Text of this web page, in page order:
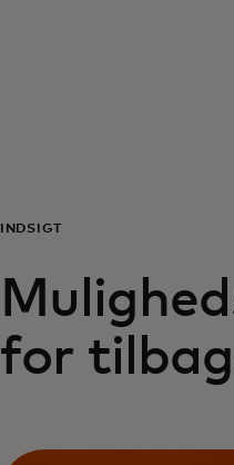
Nyheder og
INDSIGT
for